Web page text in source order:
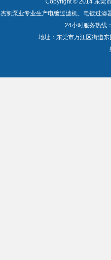
Copyright © 2014 东莞
杰凯泵业专业生产电镀过滤机、电镀过滤
24小时服务热线
地址：东莞市万江区街道